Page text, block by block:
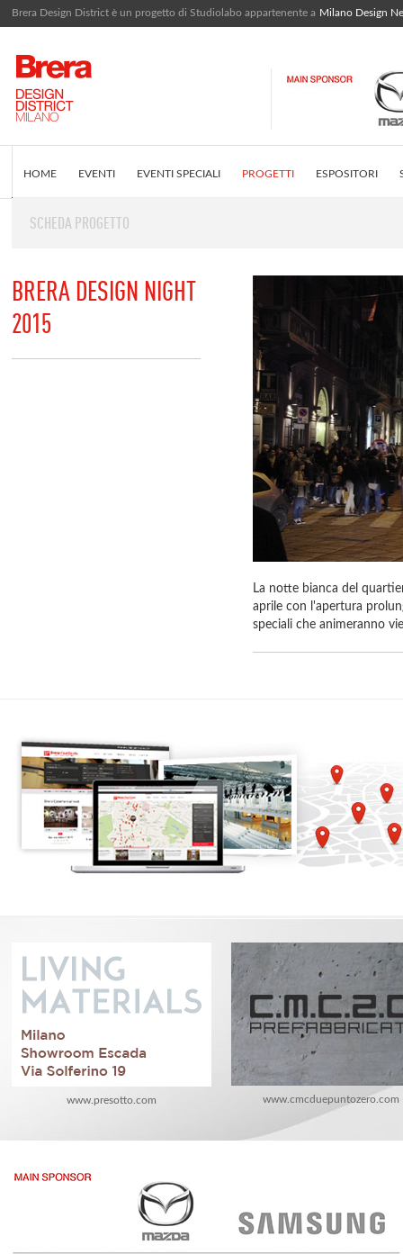
Brera Design District è un progetto di Studiolabo appartenente a Milano Design
HOME EVENTI EVENTI SPECIALI PROGETTI ESPOSITORI
EDITORIALE COS'È BRERA DESIGN DISTRICT
SCHEDA PROGETTO
BRERA DESIGN NIGHT
2015
La notte bianca del
aprile con l'apertura
speciali che animeranno
www.presotto.com www.cmcduepuntozero.com